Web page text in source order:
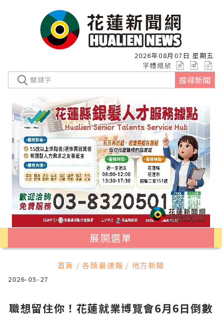
2026年08月07日 星期五
字體縮放
搜尋新聞
展開選單
首頁 / 各類最速報 / 地方新聞
2026-05-27
職想留住你！花蓮就業博覽會6月6日倒數